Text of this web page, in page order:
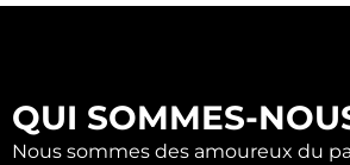
QUI SOMMES-
Nous sommes des amoureux du